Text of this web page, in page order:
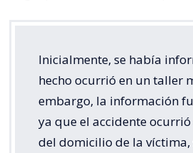
Inicialmente, se había
hecho ocurrió en un taller
embargo, la información
ya que el accidente
del domicilio de la víctima,